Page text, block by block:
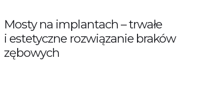
Mosty na implantach – trwałe
i estetyczne rozwiązanie braków
zębowych